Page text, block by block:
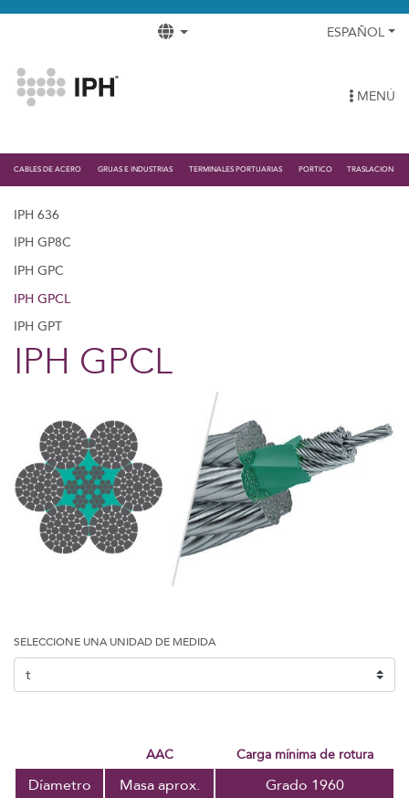
ESPAÑOL
MENÚ
CABLES DE ACERO GRUAS E INDUSTRIAS TERMINALES PORTUARIAS PORTICO TRASLACION
IPH 636
IPH GP8C
IPH GPC
IPH GPCL
IPH GPT
IPH GPCL
SELECCIONE UNA UNIDAD DE MEDIDA
AAC carga mínima de rotura
Díametro Masa aprox. Grado 1960